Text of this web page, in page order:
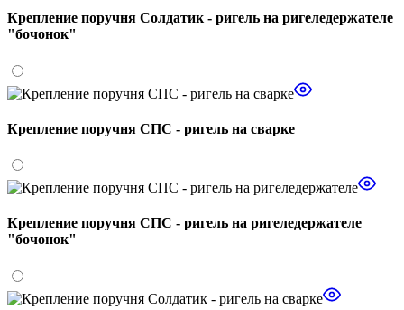
Крепление поручня Солдатик - ригель на ригеледержателе
"бочонок"
Крепление поручня СПС - ригель на сварке
Крепление поручня СПС - ригель на ригеледержателе
"бочонок"